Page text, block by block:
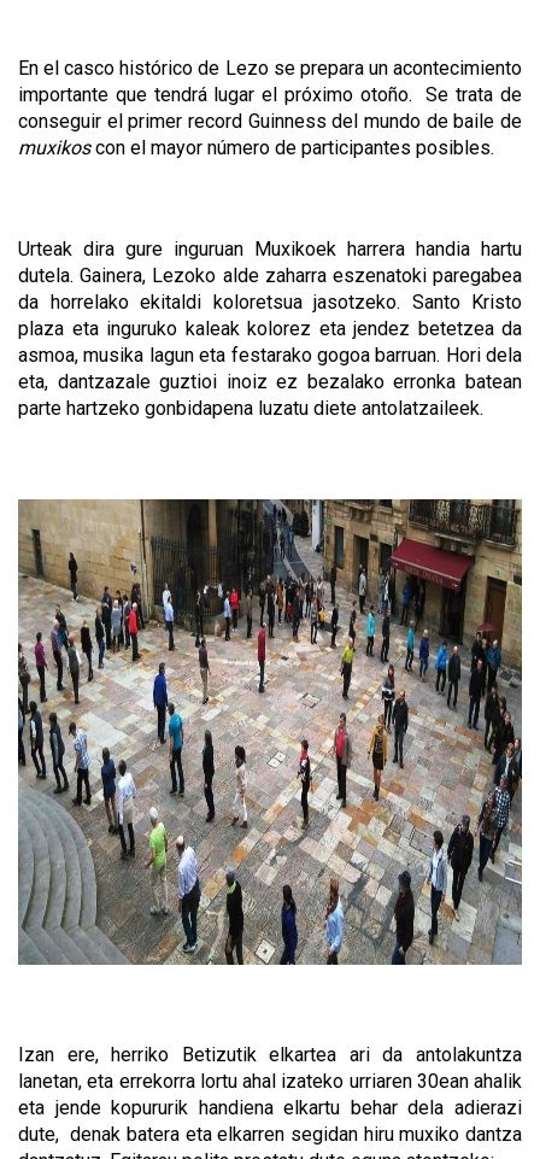
En el casco histórico de Lezo se prepara un acontecimiento
importante que tendrá lugar el próximo otoño. Se trata de
conseguir el primer record Guinness del mundo de baile de
muxikoscon el mayor número de participantes posibles.
Urteak dira gure inguruan Muxikoek harrera handia hartu
dutela. Gainera, Lezoko alde zaharra eszenatoki paregabea
da horrelako ekitaldi koloretsua jasotzeko. Santo Kristo
plaza eta inguruko kaleak kolorez eta jendez betetzea da
asmoa, musika lagun eta festarako gogoa barruan. Hori dela
eta, dantzazale guztioi inoiz ez bezalako erronka batean
parte hartzeko gonbidapena luzatu diete antolatzaileek.
Izan ere, herriko Betizutik elkartea ari da antolakuntza
lanetan, eta errekorra lortu ahal izateko urriaren 30ean ahalik
eta jende kopururik handiena elkartu behar dela adierazi
dute, denak batera eta elkarren segidan hiru muxiko dantza